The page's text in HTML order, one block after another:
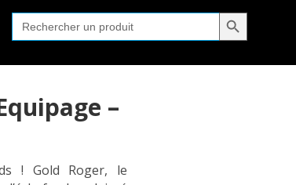
Search
for:
Search Button
–
! Gold Roger, le